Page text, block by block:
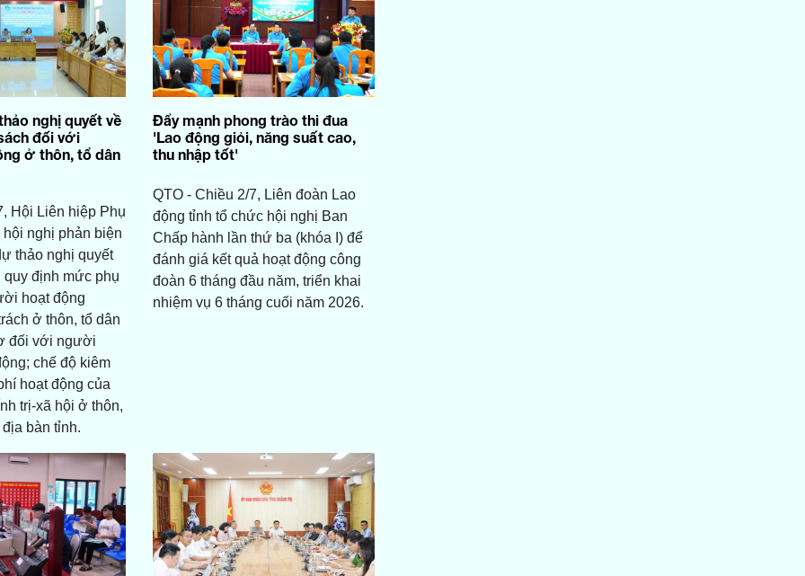
nghị quyết về
đối với
ở thôn, tổ dân
Hội Liên hiệp Phụ
nghị phản biện
thảo nghị quyết
định mức phụ
hoạt động
ở thôn, tổ dân
đối với người
chế độ kiêm
hoạt động của
trị-xã hội ở thôn,
bàn tỉnh.
Đẩy mạnh phong trào thi đua
'Lao động giỏi, năng suất cao,
thu nhập tốt'
QTO - Chiều 2/7, Liên đoàn Lao
động tỉnh tổ chức hội nghị Ban
Chấp hành lần thứ ba (khóa I) để
đánh giá kết quả hoạt động công
đoàn 6 tháng đầu năm, triển khai
nhiệm vụ 6 tháng cuối năm 2026.